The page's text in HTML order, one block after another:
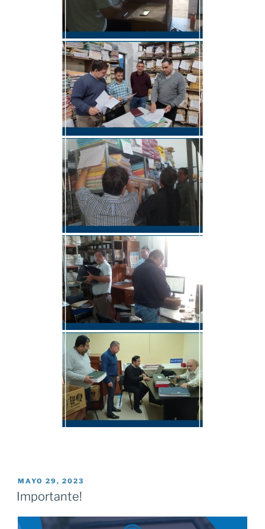
PUBLICADO
EL
MAYO 29, 2023
Importante!